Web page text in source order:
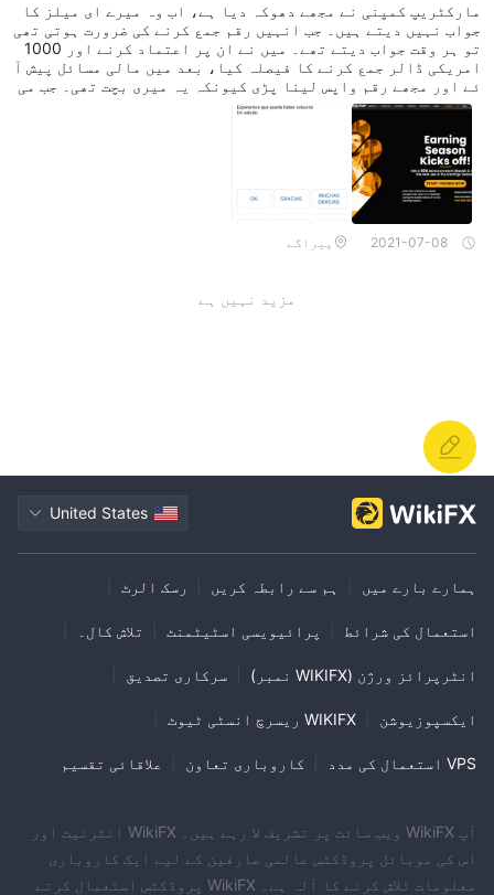
مارکٹریپ کمپنی نے مجھے دھوکہ دیا ہے، اب وہ میرے ای میلز کا
جواب نہیں دیتے ہیں۔ جب انہیں رقم جمع کرنے کی ضرورت ہوتی تھی
تو ہر وقت جواب دیتے تھے۔ میں نے ان پر اعتماد کرنے اور 1000
امریکی ڈالر جمع کرنے کا فیصلہ کیا، بعد میں مالی مسائل پیش آ
ئے اور مجھے رقم واپس لینا پڑی کیونکہ یہ میری بچت تھی۔ جب می
ں واپس لینا چاہا تو انہوں نے منع کر دیا، دعویٰ کیا کہ کوئی خر
ابی ہے، اور آج تک کوئی جواب نہیں۔ یہ فروری میں ہوا اور آج جو
لائی ہے۔ یہ ہے بروکر
2021-07-08 پیراگے
مزید نہیں ہے
United States
ہمارے بارے میں ہم سے رابطہ کریں رسک الرٹ
استعمال کی شرائط پرائیویسی اسٹیٹمنٹ تلاش کال۔
انٹرپرائز ورژن (WIKIFX نمبر) سرکاری تصدیق
ایکسپوزیوشن WIKIFX ریسرچ انسٹی ٹیوٹ
VPS استعمال کی مدد کاروباری تعاون علاقائی تقسیم
آپ WikiFX ویب سائٹ پر تشریف لا رہے ہیں۔ WikiFX انٹرنیٹ اور
اس کی موبائل پروڈکٹس عالمی صارفین کے لیے ایک کاروباری
معلومات تلاش کرنے کا آلہ ہے۔ WikiFX پروڈکٹس استعمال کرتے